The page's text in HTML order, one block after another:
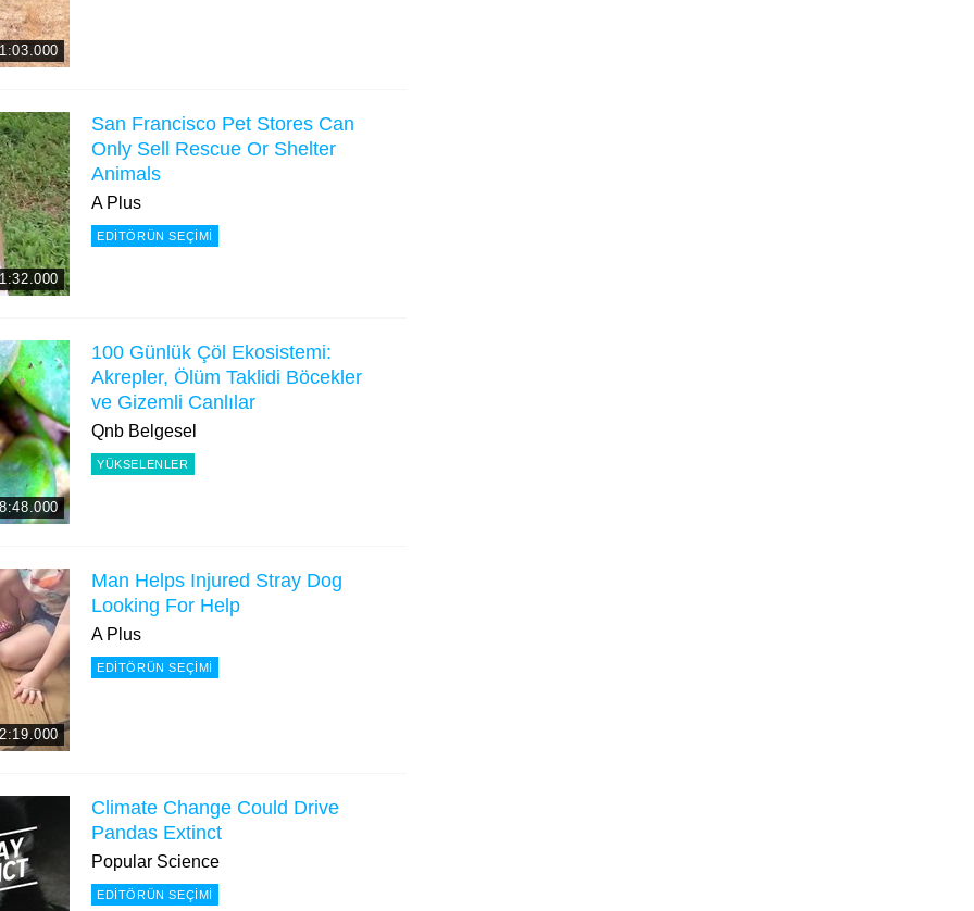
San Francisco Pet Stores Can
Only Sell Rescue Or Shelter
Animals
A Plus
EDITÖRÜN SEÇIMI
100 Günlük Çöl Ekosistemi:
Akrepler, Ölüm Taklidi Böcekler
ve Gizemli Canlılar
Qnb Belgesel
YÜKSELENLER
Man Helps Injured Stray Dog
Looking For Help
A Plus
EDITÖRÜN SEÇIMI
Climate Change Could Drive
Pandas Extinct
Popular Science
EDITÖRÜN SEÇIMI